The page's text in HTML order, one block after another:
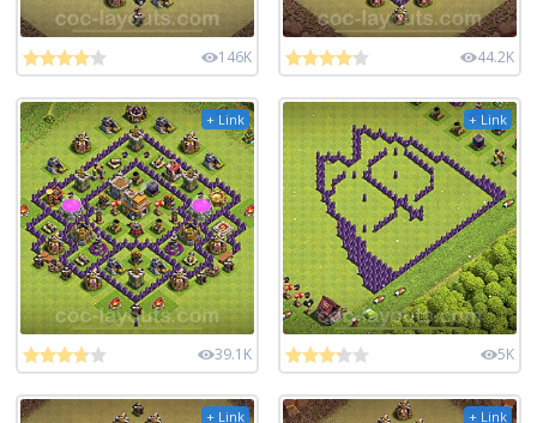
146K 44.2K
+ Link
39.1K
+ Link
5K
+ Link
+ Link